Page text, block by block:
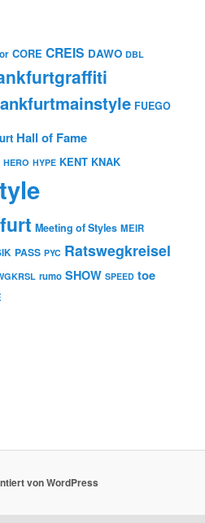
CORE CREIS DAWO DBL
FUEGO
Hall of Fame
HERO HYPE KENT KNAK
Meeting of Styles MEIR
PASS PYC Ratswegkreisel
rumo SHOW SPEED toe
von WordPress